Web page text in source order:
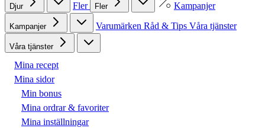
Djur Fler Fler Kampanjer
Kampanjer Varumärken Råd & Tips Våra tjänster
Våra tjänster
Mina recept
Mina sidor
Min bonus
Mina ordrar & favoriter
Mina inställningar